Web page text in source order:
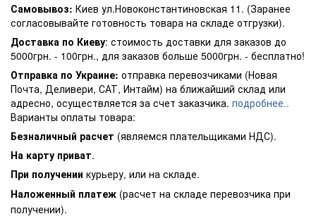
Самовывоз: Киев ул.Новоконстантиновская 11. (Заранее
согласовывайте готовность товара на складе отгрузки).
Доставка по Киеву: стоимость доставки для заказов до
5000грн. - 100грн., для заказов больше 5000грн. - бесплатно!
Отправка по Украине: отправка перевозчиками (Новая
Почта, Деливери, САТ, Интайм) на ближайший склад или
адресно, осуществляется за счет заказчика. подробнее..
Варианты оплаты товара:
Безналичный расчет (являемся плательщиками НДС).
На карту приват.
При получении курьеру, или на складе.
Наложенный платеж (расчет на складе перевозчика при
получении).